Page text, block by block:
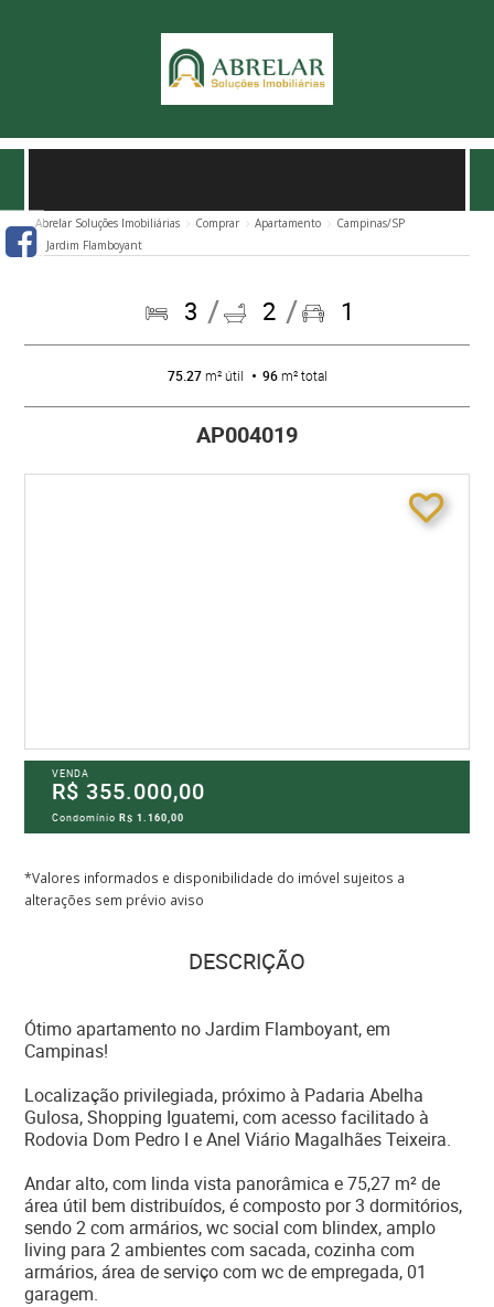
Abrelar Soluções Imobiliárias Comprar Apartamento
Campinas/SP
Jardim Flamboyant
3 2 1
75.27m² útil 96m² total
AP004019
VENDA
R$ 355.000,00
CondomínioR$ 1.160,00
*Valores informados e disponibilidade do imóvel sujeitos a
alterações sem prévio aviso
DESCRIÇÃO
Ótimo apartamento no Jardim Flamboyant, em
Campinas!
Localização privilegiada, próximo à Padaria Abelha
Gulosa, Shopping Iguatemi, com acesso facilitado à
Rodovia Dom Pedro I e Anel Viário Magalhães Teixeira.
Andar alto, com linda vista panorâmica e 75,27 m² de
área útil bem distribuídos, é composto por 3 dormitórios,
sendo 2 com armários, wc social com blindex, amplo
living para 2 ambientes com sacada, cozinha com
armários, área de serviço com wc de empregada, 01
garagem.